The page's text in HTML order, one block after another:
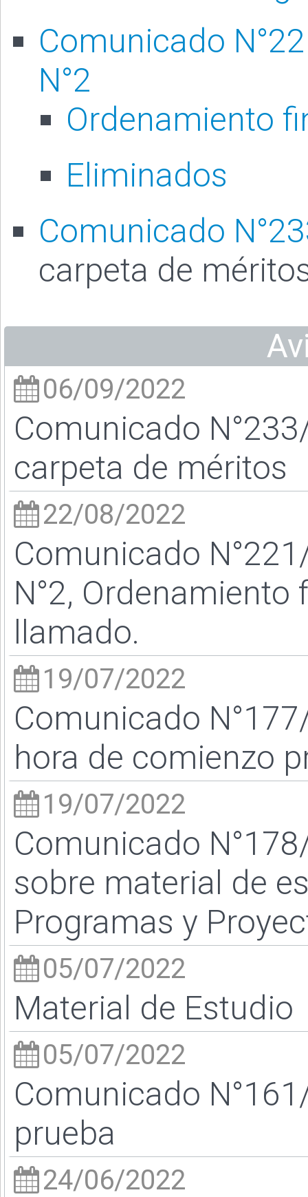
Comunicado
N°2
Ordenamiento
Eliminados
Comunicado
carpeta de
06/09/2022
Comunicado
carpeta de méritos
22/08/2022
Comunicado
N°2,
llamado.
19/07/2022
Comunicado
hora de comienzo
19/07/2022
Comunicado
sobre material de
Programas y
05/07/2022
Material de Estudio
05/07/2022
Comunicado
prueba
24/06/2022